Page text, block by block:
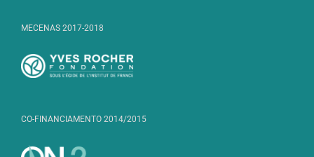
MECENAS 2017-2018
CO-FINANCIAMENTO 2014/2015